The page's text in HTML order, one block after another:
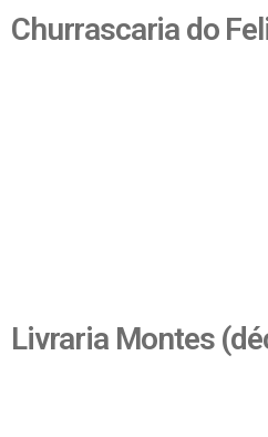
Churrascaria do
Livraria Montes